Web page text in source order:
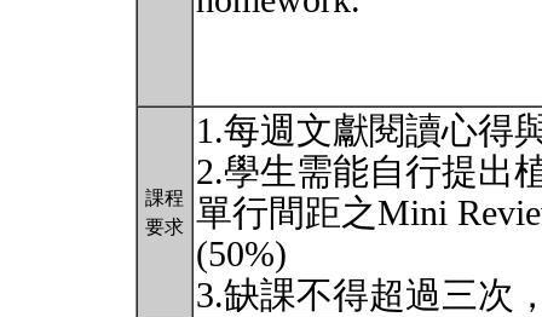
課程
要求
1.每週文獻閱讀心得
2.學生需能自行提出
單行間距之Mini
(50%)
3.缺課不得超過三次